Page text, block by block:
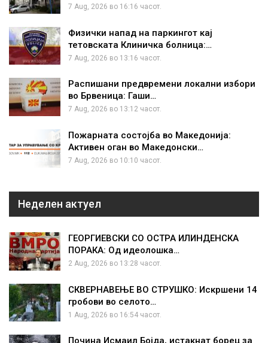
7 Aug, 2026 во 16:16 часот.
Физички напад на паркингот кај
тетовската Клиничка болница:…
7 Aug, 2026 во 13:16 часот.
Распишани предвремени локални избори
во Брвеница: Гаши…
7 Aug, 2026 во 13:12 часот.
Пожарната состојба во Македонија:
Активен оган во Македонски…
7 Aug, 2026 во 10:10 часот.
Неделен актуел
ГЕОРГИЕВСКИ СО ОСТРА ИЛИНДЕНСКА
ПОРАКА: Од идеолошка…
2 Aug, 2026 во 13:28 часот.
СКВЕРНАВЕЊЕ ВО СТРУШКО: Искршени 14
гробови во селото…
1 Aug, 2026 во 16:54 часот.
Почина Исмаил Бојда, истакнат борец за